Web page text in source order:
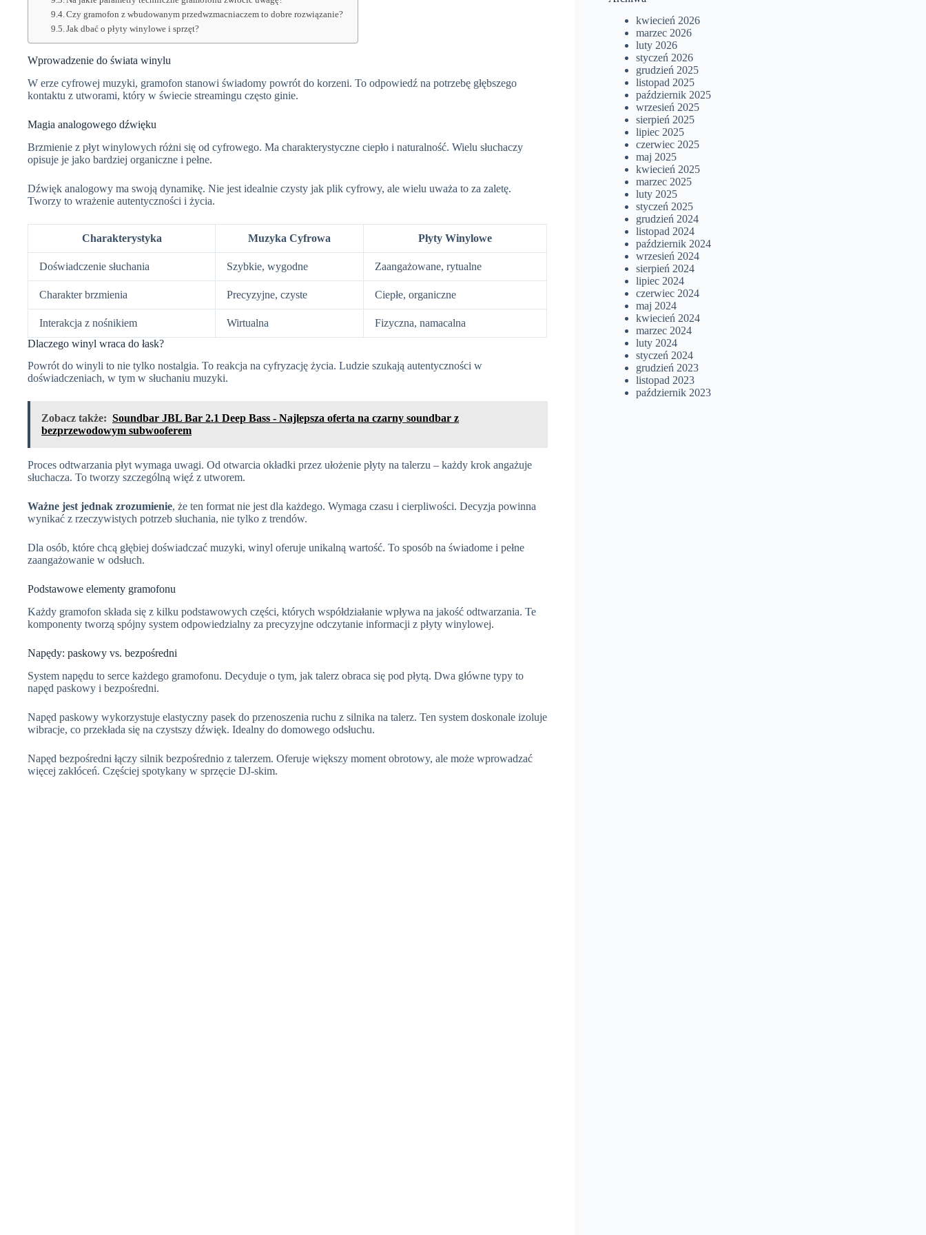
Czy gramofon z wbudowanym przedwzmacniaczem to dobre rozwiązanie?
Jak dbać o płyty winylowe i sprzęt?
Wprowadzenie do świata winylu
W erze cyfrowej muzyki, gramofon stanowi świadomy powrót do korzeni. To odpowiedź na potrzebę głębszego
kontaktu z utworami, który w świecie streamingu często ginie.
Magia analogowego dźwięku
Brzmienie z płyt winylowych różni się od cyfrowego. Ma charakterystyczne ciepło i naturalność. Wielu słuchaczy
opisuje je jako bardziej organiczne i pełne.
Dźwięk analogowy ma swoją dynamikę. Nie jest idealnie czysty jak plik cyfrowy, ale wielu uważa to za zaletę.
Tworzy to wrażenie autentyczności i życia.
Charakterystyka Muzyka Cyfrowa Płyty Winylowe
Doświadczenie słuchania Szybkie, wygodne Zaangażowane, rytualne
Charakter brzmienia Precyzyjne, czyste Ciepłe, organiczne
Interakcja z nośnikiem Wirtualna
Fizyczna, namacalna
Dlaczego winyl wraca do łask?
Powrót do winyli to nie tylko nostalgia. To reakcja na cyfryzację życia. Ludzie szukają autentyczności w
doświadczeniach, w tym w słuchaniu muzyki.
Zobacz także: Soundbar JBL Bar 2.1 Deep Bass - Najlepsza oferta na czarny soundbar z
bezprzewodowym subwooferem
Proces odtwarzania płyt wymaga uwagi. Od otwarcia okładki przez ułożenie płyty na talerzu – każdy krok angażuje
słuchacza. To tworzy szczególną więź z utworem.
Ważne jest jednak zrozumienie, że ten format nie jest dla każdego. Wymaga czasu i cierpliwości. Decyzja powinna
wynikać z rzeczywistych potrzeb słuchania, nie tylko z trendów.
Dla osób, które chcą głębiej doświadczać muzyki, winyl oferuje unikalną wartość. To sposób na świadome i pełne
zaangażowanie w odsłuch.
Podstawowe elementy gramofonu
Każdy gramofon składa się z kilku podstawowych części, których współdziałanie wpływa na jakość odtwarzania. Te
komponenty tworzą spójny system odpowiedzialny za precyzyjne odczytanie informacji z płyty winylowej.
Napędy: paskowy vs. bezpośredni
System napędu to serce każdego gramofonu. Decyduje o tym, jak talerz obraca się pod płytą. Dwa główne typy to
napęd paskowy i bezpośredni.
Napęd paskowy wykorzystuje elastyczny pasek do przenoszenia ruchu z silnika na talerz. Ten system doskonale izoluje
wibracje, co przekłada się na czystszy dźwięk. Idealny do domowego odsłuchu.
Napęd bezpośredni łączy silnik bezpośrednio z talerzem. Oferuje większy moment obrotowy, ale może wprowadzać
więcej zakłóceń. Częściej spotykany w sprzęcie DJ-skim.
kwiecień 2026
marzec 2026
luty 2026
styczeń 2026
grudzień 2025
listopad 2025
październik 2025
wrzesień 2025
sierpień 2025
lipiec 2025
czerwiec 2025
maj 2025
kwiecień 2025
marzec 2025
luty 2025
styczeń 2025
grudzień 2024
listopad 2024
październik 2024
wrzesień 2024
sierpień 2024
lipiec 2024
czerwiec 2024
maj 2024
kwiecień 2024
marzec 2024
luty 2024
styczeń 2024
grudzień 2023
listopad 2023
październik 2023